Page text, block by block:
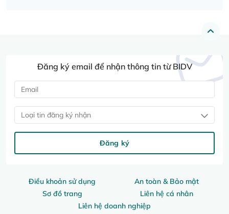
Điều khoản sử dụng
An toàn & Bảo mật
Sơ đồ trang
Liên hệ cá nhân
Liên hệ doanh nghiệp
Đăng ký email để nhận thông tin từ BIDV
Loại tin đăng ký nhận
Đăng ký